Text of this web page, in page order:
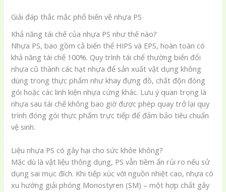
Giải đáp thắc mắc phổ biến về nhựa PS
Khả năng tái chế của nhựa PS như thế nào?
Nhựa PS, bao gồm cả biến thể HIPS và EPS, hoàn toàn có
khả năng tái chế 100%. Quy trình tái chế thường biến đổi
nhựa cũ thành các hạt nhựa để sản xuất vật dụng không
dùng trong thực phẩm như khay đựng đồ, chất độn đóng
gói hoặc các linh kiện nhựa cứng khác. Lưu ý quan trọng là
nhựa sau tái chế không bao giờ được phép quay trở lại quy
trình đóng gói thực phẩm trực tiếp để đảm bảo tiêu chuẩn
vệ sinh.
Liệu nhựa PS có gây hại cho sức khỏe không?
Mặc dù là vật liệu thông dụng, PS vẫn tiềm ẩn rủi ro nếu sử
dụng sai mục đích. Khi tiếp xúc với nguồn nhiệt cao, nhựa có
xu hướng giải phóng Monostyren (SM) – một hợp chất gây